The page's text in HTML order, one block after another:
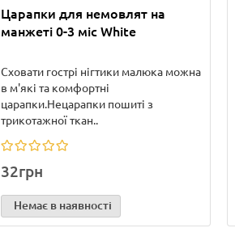
Царапки для немовлят на
манжеті 0-3 міс White
Сховати гострі нігтики малюка можна
в м'які та комфортні
царапки.Нецарапки пошиті з
трикотажної ткан..
32грн
Немає в наявності